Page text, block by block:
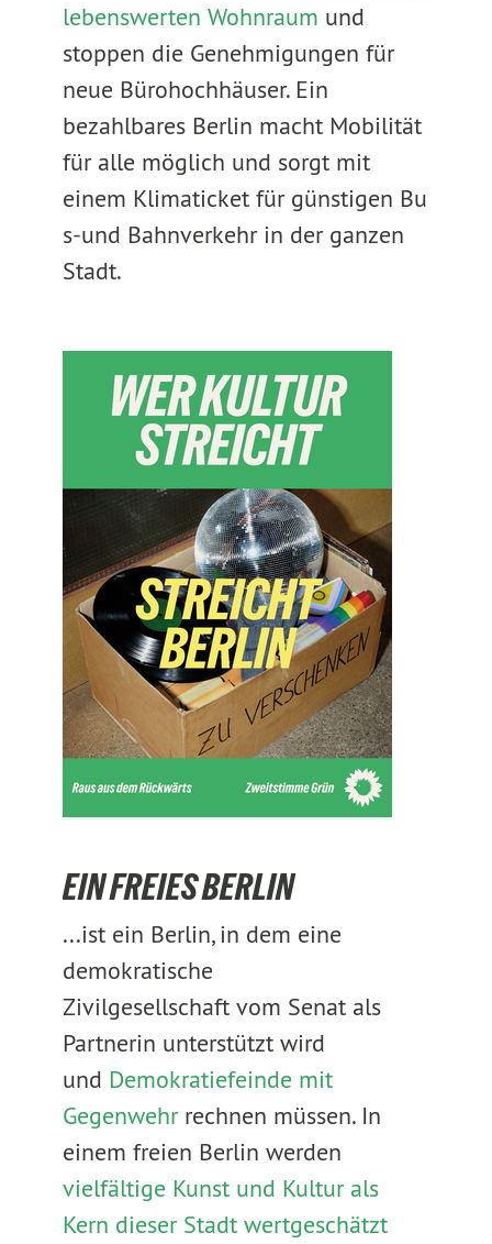
lebenswerten Wohnraum und
stoppen die Genehmigungen für
neue Bürohochhäuser. Ein
bezahlbares Berlin macht Mobilität
für alle möglich und sorgt mit
einem Klimaticket für günstigen Bu
s-und Bahnverkehr in der ganzen
Stadt.
EIN FREIES BERLIN
...ist ein Berlin, in dem eine
demokratische
Zivilgesellschaft vom Senat als
Partnerin unterstützt wird
und Demokratiefeinde mit
Gegenwehr rechnen müssen. In
einem freien Berlin werden
vielfältige Kunst und Kultur als
Kern dieser Stadt wertgeschätzt